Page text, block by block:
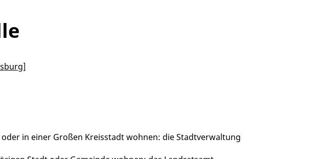
in einer Großen Kreisstadt wohnen: die Stadtverwaltung